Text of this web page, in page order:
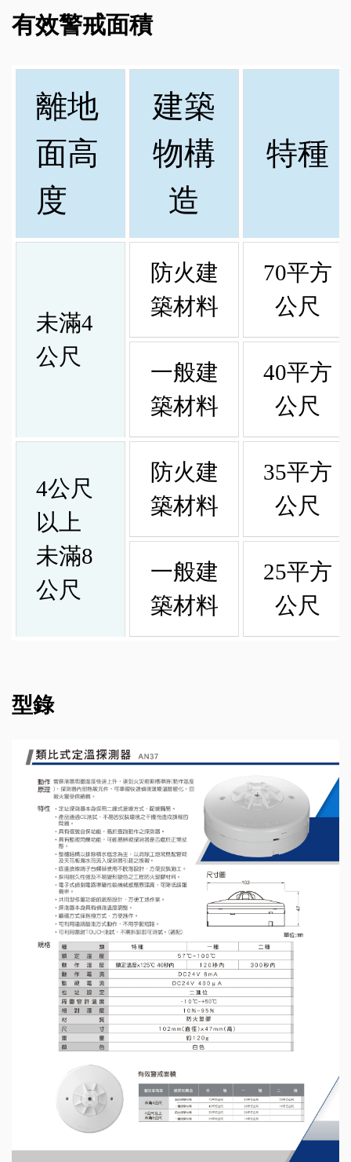
有效警戒面積
離地
面高
度
建築
物構
造
特種
未滿4
公尺
防火建
築材料
70平方
公尺
一般建
築材料
40平方
公尺
4公尺
以上
未滿8
公尺
防火建
築材料
35平方
公尺
一般建
築材料
25平方
公尺
型錄